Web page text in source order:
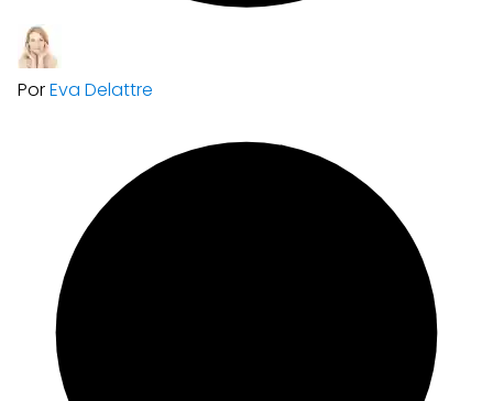
PorEva Delattre